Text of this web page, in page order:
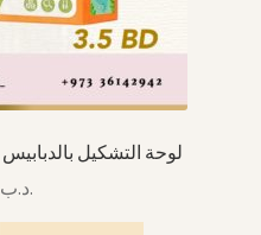
Mushroom Nails Forest لوحة التشكيل بالدبابيس
.د.ب